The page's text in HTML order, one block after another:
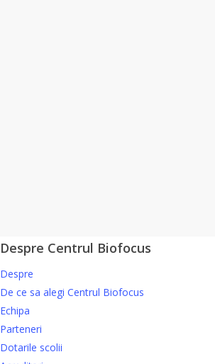
Despre Centrul Biofocus
Despre
De ce sa alegi Centrul Biofocus
Echipa
Parteneri
Dotarile scolii